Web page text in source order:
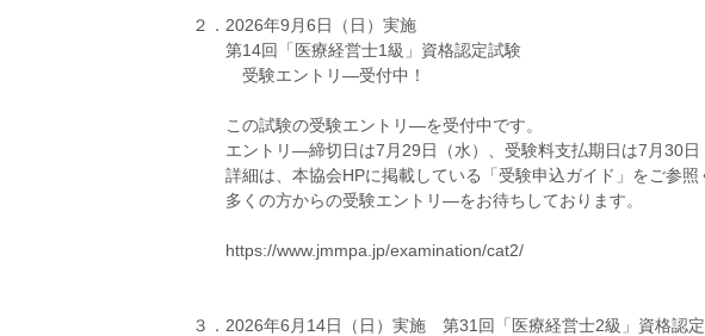
２．2026年9月6日（日）実施
第14回「医療経営士1級」資格認定試験
受験エントリ―受付中！
この試験の受験エントリ―を受付中です。
エントリ―締切日は7月29日（水）、受験料支払期日は7月30日
詳細は、本協会HPに掲載している「受験申込ガイド」をご参照
多くの方からの受験エントリ―をお待ちしております。
https://www.jmmpa.jp/examination/cat2/
３．2026年6月14日（日）実施 第31回「医療経営士2級」資格認